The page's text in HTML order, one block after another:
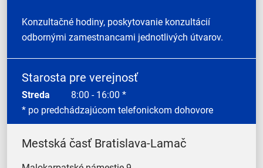
Konzultačné hodiny, poskytovanie konzultácií
odbornými zamestnancami jednotlivých útvarov.
Starosta pre verejnosť
Streda 8:00 - 16:00 *
* po predchádzajúcom telefonickom dohovore
Mestská časť Bratislava-Lamač